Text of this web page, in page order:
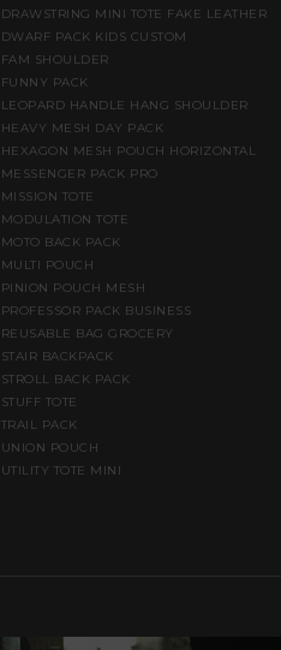
DRAWSTRING MINI TOTE FAKE LEATHER
DWARF PACK KIDS CUSTOM
FAM SHOULDER
FUNNY PACK
LEOPARD HANDLE HANG SHOULDER
HEAVY MESH DAY PACK
HEXAGON MESH POUCH HORIZONTAL
MESSENGER PACK PRO
MISSION TOTE
MODULATION TOTE
MOTO BACK PACK
MULTI POUCH
PINION POUCH MESH
PROFESSOR PACK BUSINESS
REUSABLE BAG GROCERY
STAIR BACKPACK
STROLL BACK PACK
STUFF TOTE
TRAIL PACK
UNION POUCH
UTILITY TOTE MINI